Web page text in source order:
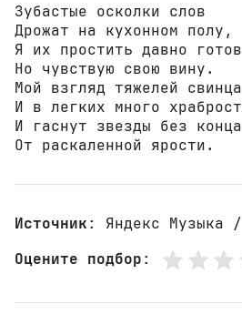
Зубастые осколки слов
Дрожат на кухонном полу,
Я их простить давно готов
Но чувствую свою вину.
Мой взгляд тяжелей свинца
И в легких много
И гаснут звезды без конца
От раскаленной ярости.
Источник: Яндекс Музыка
Оцените подбор: